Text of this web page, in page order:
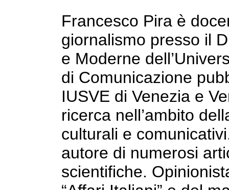
Francesco Pira è
giornalismo presso il
e Moderne
di Comunicazione
IUSVE di Venezia e
ricerca nell’ambito
culturali e
autore di numerosi
scientifiche.